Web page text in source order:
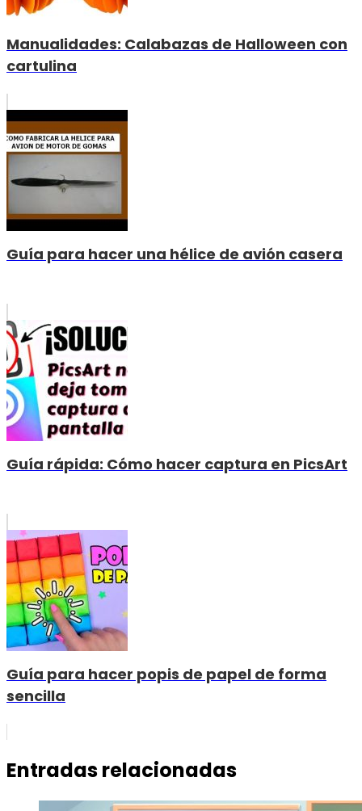
Manualidades: Calabazas de Halloween con
cartulina
Guía para hacer una hélice de avión casera
Guía rápida: Cómo hacer captura en PicsArt
Guía para hacer popis de papel de forma
sencilla
Entradas relacionadas